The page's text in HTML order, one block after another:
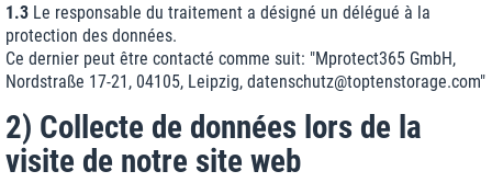
1.3 Le responsable du traitement a désigné un délégué à la
protection des données.
Ce dernier peut être contacté comme suit: "Mprotect365 GmbH,
Nordstraße 17-21, 04105, Leipzig, datenschutz@toptenstorage.com"
2) Collecte de données lors de la
visite de notre site web